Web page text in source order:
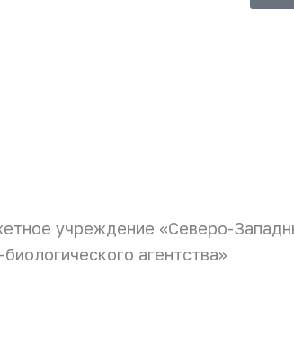
учреждение «Северо-
агентства»